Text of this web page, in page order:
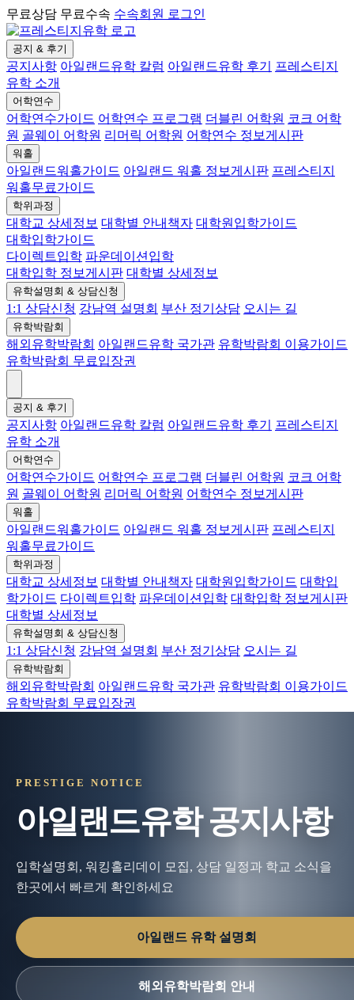
무료상담 무료수속 수속회원 로그인
공지 & 후기
공지사항 아일랜드유학 칼럼 아일랜드유학 후기
프레스티지
유학 소개
어학연수
어학연수가이드 어학연수 프로그램 더블린 어학원 코크 어학
원 골웨이 어학원 리머릭 어학원 어학연수 정보게시판
워홀
아일랜드워홀가이드 아일랜드 워홀 정보게시판 프레스티지
워홀무료가이드
학위과정
대학교 상세정보 대학별 안내책자 대학원입학가이드
대학입학가이드
다이렉트입학 파운데이션입학
대학입학 정보게시판 대학별 상세정보
유학설명회 & 상담신청
1:1 상담신청 강남역 설명회 부산 정기상담 오시는 길
유학박람회
해외유학박람회 아일랜드유학 국가관 유학박람회 이용가이드
유학박람회 무료입장권
공지 & 후기
공지사항 아일랜드유학 칼럼 아일랜드유학 후기
프레스티지
유학 소개
어학연수
어학연수가이드 어학연수 프로그램 더블린 어학원 코크 어학
원 골웨이 어학원 리머릭 어학원 어학연수 정보게시판
워홀
아일랜드워홀가이드 아일랜드 워홀 정보게시판 프레스티지
워홀무료가이드
학위과정
대학교 상세정보 대학별 안내책자 대학원입학가이드 대학입
학가이드 다이렉트입학 파운데이션입학 대학입학 정보게시판
대학별 상세정보
유학설명회 & 상담신청
1:1 상담신청 강남역 설명회 부산 정기상담 오시는 길
유학박람회
해외유학박람회 아일랜드유학 국가관 유학박람회 이용가이드
유학박람회 무료입장권
PRESTIGE NOTICE
아일랜드유학 공지사항
입학설명회, 워킹홀리데이 모집, 상담 일정과 학교 소식을
한곳에서 빠르게 확인하세요
아일랜드 유학 설명회
해외유학박람회 안내